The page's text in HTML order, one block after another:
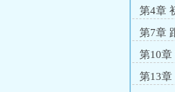
第4章
第7章
第10章
第13章